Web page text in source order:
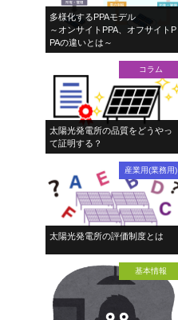
多様化するPPAモデル
～オンサイトPPA、オフサイトP
PAの違いとは～
コラム
太陽光発電所の品質をどうやっ
て証明する？
産業用(業務用)
太陽光発電所の評価制度とは
基本情報